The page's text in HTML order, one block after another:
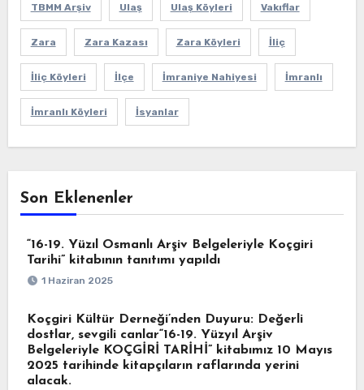
TBMM Arşiv Ulaş Ulaş Köyleri Vakıflar
Zara Zara Kazası Zara Köyleri İliç
İliç Köyleri İlçe İmraniye Nahiyesi İmranlı
İmranlı Köyleri İsyanlar
Son Eklenenler
“16-19. Yüzıl Osmanlı Arşiv Belgeleriyle Koçgiri
Tarihi” kitabının tanıtımı yapıldı
1 Haziran 2025
Koçgiri Kültür Derneği’nden Duyuru: Değerli
dostlar, sevgili canlar“16-19. Yüzyıl Arşiv
Belgeleriyle KOÇGİRİ TARİHİ” kitabımız 10 Mayıs
2025 tarihinde kitapçıların raflarında yerini
alacak.